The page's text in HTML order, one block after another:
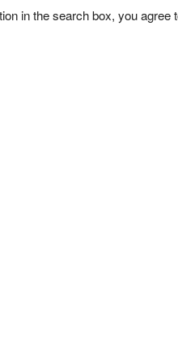
in the search box, you agree